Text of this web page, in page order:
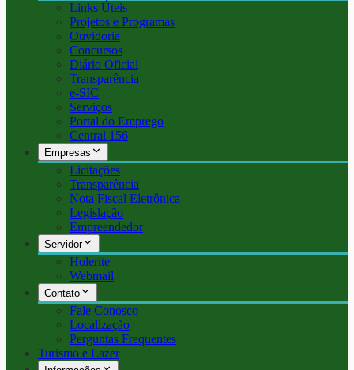
Links Úteis
Projetos e Programas
Ouvidoria
Concursos
Diário Oficial
Transparência
e-SIC
Serviços
Portal do Emprego
Central 156
Empresas
Licitações
Transparência
Nota Fiscal Eletrônica
Legislação
Empreendedor
Servidor
Holerite
Webmail
Contato
Fale Conosco
Localização
Perguntas Frequentes
Turismo e Lazer